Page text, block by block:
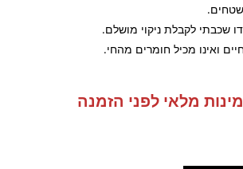
שכבתי לקבלת ניקוי מושלם.
ואינו מכיל חומרים מהחי.
מלאי לפני הזמנה